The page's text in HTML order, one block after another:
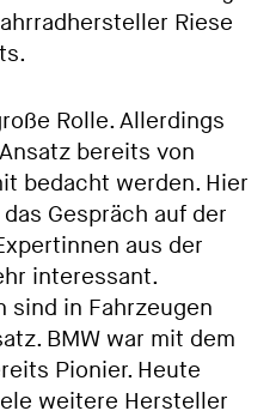
Riese
Rolle. Allerdings
bereits von
bedacht werden. Hier
Gespräch auf der
aus der
interessant.
sind in Fahrzeugen
BMW war mit dem
Pionier. Heute
weitere Hersteller